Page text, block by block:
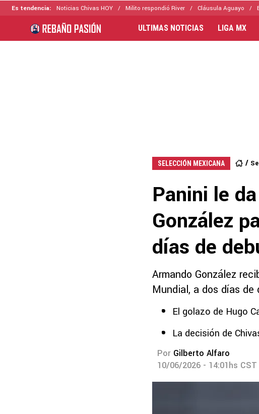
Es tendencia: Noticias Chivas HOY Milito respondió River Cláusula Aguayo
ULTIMAS NOTICIAS LIGA MX
SELECCIÓN MEXICANA
Panini le
González
días de
Armando González
Mundial, a dos días de
El golazo de Hugo
La decisión de
Por Gilberto Alfaro
10/06/2026 - 14:01hs CST